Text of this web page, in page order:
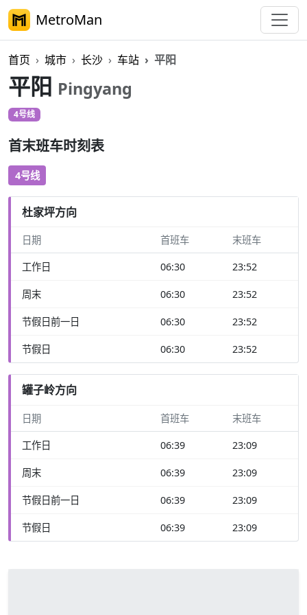
MetroMan
首页 城市 长沙 车站 平阳
平阳 Pingyang
4号线
首末班车时刻表
4号线
杜家坪方向
日期 首班车 末班车
工作日 06:30 23:52
周末 06:30 23:52
节假日前一日 06:30 23:52
节假日 06:30 23:52
罐子岭方向
日期 首班车 末班车
工作日 06:39 23:09
周末 06:39 23:09
节假日前一日 06:39 23:09
节假日 06:39 23:09